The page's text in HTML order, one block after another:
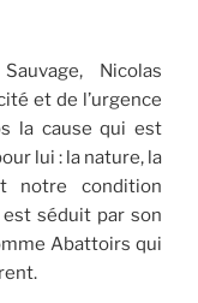
Nicolas
et de l’urgence
la cause qui est
lui : la nature, la
notre condition
est séduit par son
Abattoirs qui